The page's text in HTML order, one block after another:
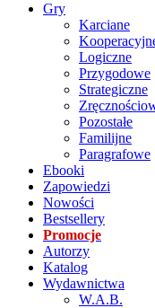
Gry
Karciane
Logiczne
Przygodowe
Strategiczne
Pozostałe
Familijne
Paragrafowe
Ebooki
Zapowiedzi
Nowości
Bestsellery
Promocje
Autorzy
Katalog
Wydawnictwa
W.A.B.